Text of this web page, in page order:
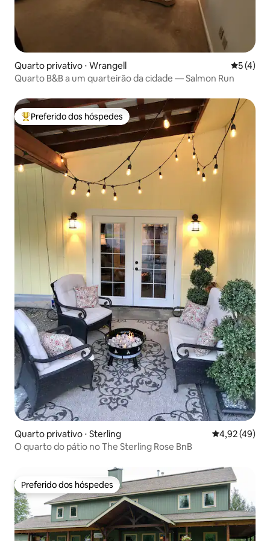
Quarto privativo ⋅ Wrangell 5 de
5 (4)
Quarto B&B a um quarteirão da cidade — Salmon Run
Entre os melhores preferidos dos hóspedes
Preferido dos hóspedes
Quarto privativo ⋅ Sterling 4,92 de uma
4,92 (49)
O quarto do pátio no The Sterling Rose BnB
Preferido dos hóspedes
Preferido dos hóspedes